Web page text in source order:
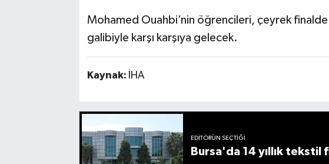
Mohamed Ouahbi’nin öğrencileri, çeyrek finalde
galibiyle karşı karşıya gelecek.
Kaynak: İHA
EDITÖRÜN SEÇTIĞI
Bursa'da 14 yıllık